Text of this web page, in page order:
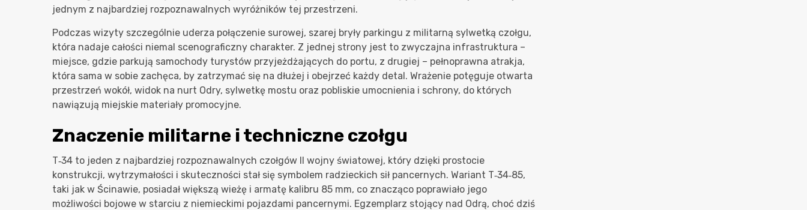
jednym z najbardziej rozpoznawalnych wyróżników tej przestrzeni.
Podczas wizyty szczególnie uderza połączenie surowej, szarej bryły parkingu z militarną sylwetką czołgu,
która nadaje całości niemal scenograficzny charakter. Z jednej strony jest to zwyczajna infrastruktura –
miejsce, gdzie parkują samochody turystów przyjeżdżających do portu, z drugiej – pełnoprawna atrakja,
która sama w sobie zachęca, by zatrzymać się na dłużej i obejrzeć każdy detal. Wrażenie potęguje otwarta
przestrzeń wokół, widok na nurt Odry, sylwetkę mostu oraz pobliskie umocnienia i schrony, do których
nawiązują miejskie materiały promocyjne.
Znaczenie militarne i techniczne czołgu
T‑34 to jeden z najbardziej rozpoznawalnych czołgów II wojny światowej, który dzięki prostocie
konstrukcji, wytrzymałości i skuteczności stał się symbolem radzieckich sił pancernych. Wariant T‑34‑85,
taki jak w Ścinawie, posiadał większą wieżę i armatę kalibru 85 mm, co znacząco poprawiało jego
możliwości bojowe w starciu z niemieckimi pojazdami pancernymi. Egzemplarz stojący nad Odrą, choć dziś